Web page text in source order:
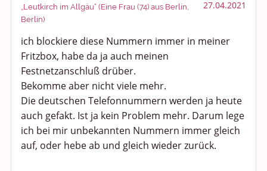
„Leutkirch im Allgäu“ (Eine Frau (74) aus Berlin,
Berlin)
27.04.2021
ich blockiere diese Nummern immer in meiner
Fritzbox, habe da ja auch meinen
Festnetzanschluß drüber.
Bekomme aber nicht viele mehr.
Die deutschen Telefonnummern werden ja heute
auch gefakt. Ist ja kein Problem mehr. Darum lege
ich bei mir unbekannten Nummern immer gleich
auf, oder hebe ab und gleich wieder zurück.